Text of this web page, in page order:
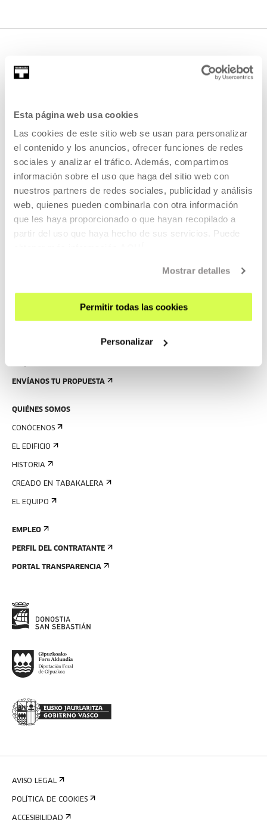
Esta página web usa cookies
Las cookies de este sitio web se usan para personalizar
el contenido y los anuncios, ofrecer funciones de redes
sociales y analizar el tráfico. Además, compartimos
información sobre el uso que haga del sitio web con
nuestros partners de redes sociales, publicidad y análisis
web, quienes pueden combinarla con otra información
que les haya proporcionado o que hayan recopilado a
partir del uso que haya hecho de sus servicios. Puede
Mostrar detalles
Permitir todas las cookies
Personalizar
AGENDA
VISÍTANOS
CONTACTO Y HORARIOS
CÓMO LLEGAR
ENVÍANOS TU PROPUESTA
QUIÉNES SOMOS
CONÓCENOS
EL EDIFICIO
HISTORIA
CREADO EN TABAKALERA
EL EQUIPO
EMPLEO
PERFIL DEL CONTRATANTE
PORTAL TRANSPARENCIA
AVISO LEGAL
POLÍTICA DE COOKIES
ACCESIBILIDAD